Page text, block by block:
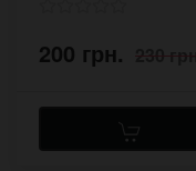
200 грн. 230